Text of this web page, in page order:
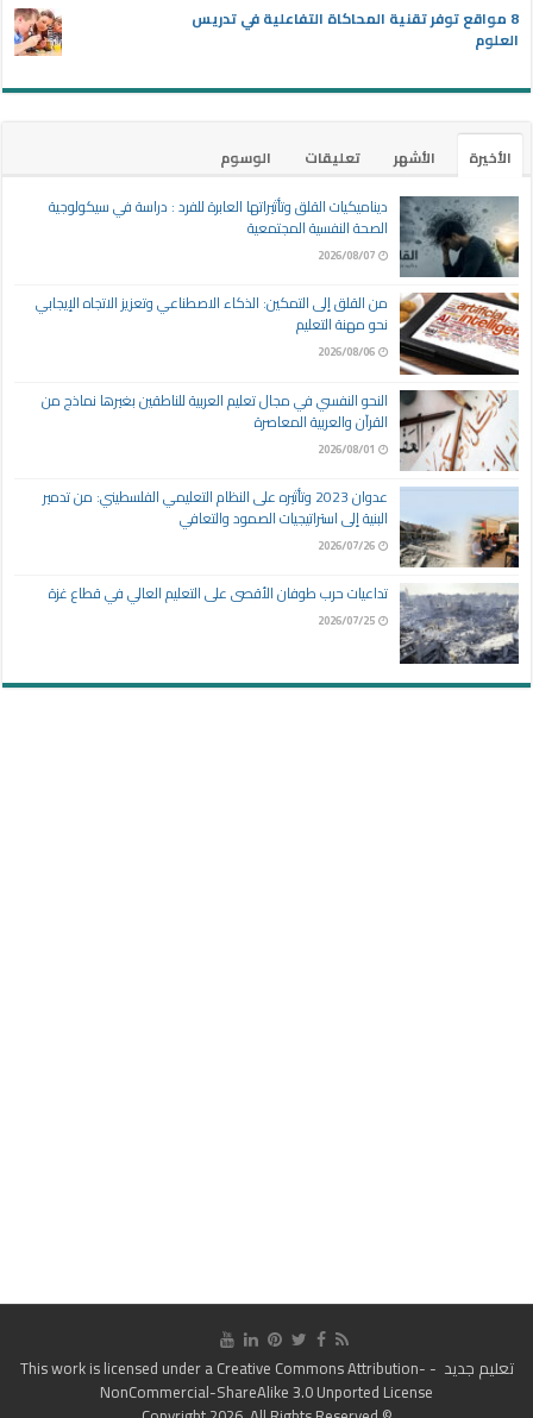
8 مواقع توفر تقنية المحاكاة التفاعلية في تدريس
العلوم
الأخيرة الأشهر تعليقات
الوسوم
ديناميكيات القلق وتأثيراتها العابرة للفرد : دراسة في سيكولوجية
الصحة النفسية المجتمعية
2026/08/07
من القلق إلى التمكين: الذكاء الاصطناعي وتعزيز الاتجاه الإيجابي
نحو مهنة التعليم
2026/08/06
النحو النفسي في مجال تعليم العربية للناطقين بغيرها نماذج من
القرآن والعربية المعاصرة
2026/08/01
عدوان 2023 وتأثيره على النظام التعليمي الفلسطيني: من تدمير
البنية إلى استراتيجيات الصمود والتعافي
2026/07/26
تداعيات حرب طوفان الأقصى على التعليم العالي في قطاع غزة
2026/07/25
تعليم جديد - This work is licensed under a
Creative Commons Attribution-
NonCommercial-ShareAlike 3.0 Unported License